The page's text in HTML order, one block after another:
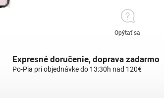
Opýtať sa
Expresné doručenie, doprava zadarmo
Po-Pia pri objednávke do 13:30h nad 120€